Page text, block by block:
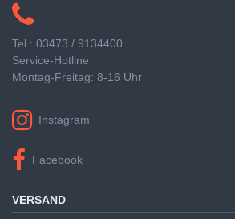
Tel.: 03473 / 9134400
Service-Hotline
Montag-Freitag: 8-16 Uhr
Instagram
Facebook
VERSAND